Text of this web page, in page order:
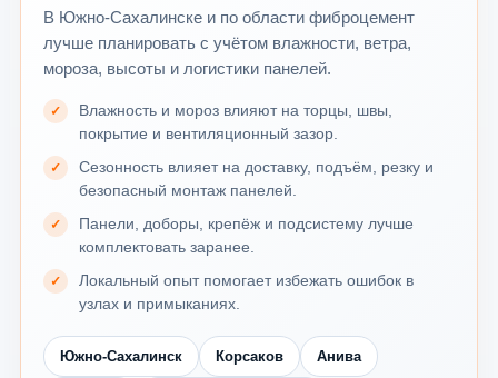
В Южно-Сахалинске и по области фиброцемент
лучше планировать с учётом влажности, ветра,
мороза, высоты и логистики панелей.
Влажность и мороз влияют на торцы, швы,
покрытие и вентиляционный зазор.
Сезонность влияет на доставку, подъём, резку и
безопасный монтаж панелей.
Панели, доборы, крепёж и подсистему лучше
комплектовать заранее.
Локальный опыт помогает избежать ошибок в
узлах и примыканиях.
Южно-Сахалинск Корсаков Анива